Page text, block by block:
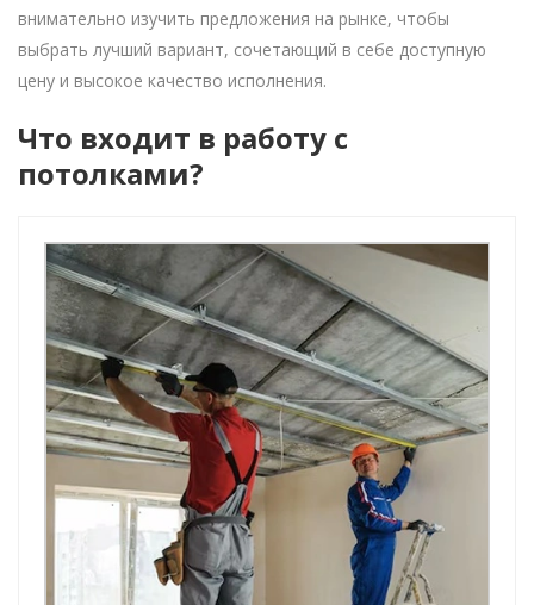
внимательно изучить предложения на рынке, чтобы
выбрать лучший вариант, сочетающий в себе доступную
цену и высокое качество исполнения.
Что входит в работу с
потолками?